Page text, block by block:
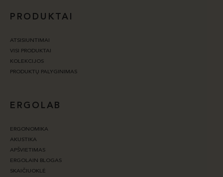
PRODUKTAI
ATSISIUNTIMAI
VISI PRODUKTAI
KOLEKCIJOS
PRODUKTŲ PALYGINIMAS
ERGOLAB
ERGONOMIKA
AKUSTIKA
APŠVIETIMAS
ERGOLAIN BLOGAS
SKAIČIUOKLĖ